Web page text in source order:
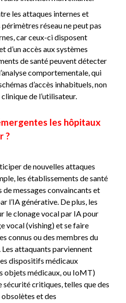
les attaques internes et
réseau ne peut pas
car ceux-ci disposent
d’un accès aux systèmes
de santé peuvent détecter
comportementale, qui
d’accès inhabituels, non
de l’utilisateur.
les hôpitaux
?
de nouvelles attaques
les établissements de santé
de messages convaincants et
l’IA générative. De plus, les
le clonage vocal par IA pour
vocal (vishing) et se faire
connus ou des membres du
attaquants parviennent
dispositifs médicaux
objets médicaux, ou IoMT)
critiques, telles que des
et des